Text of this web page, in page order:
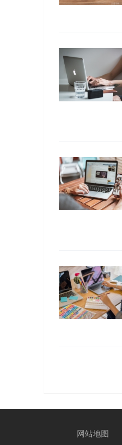
网站地图